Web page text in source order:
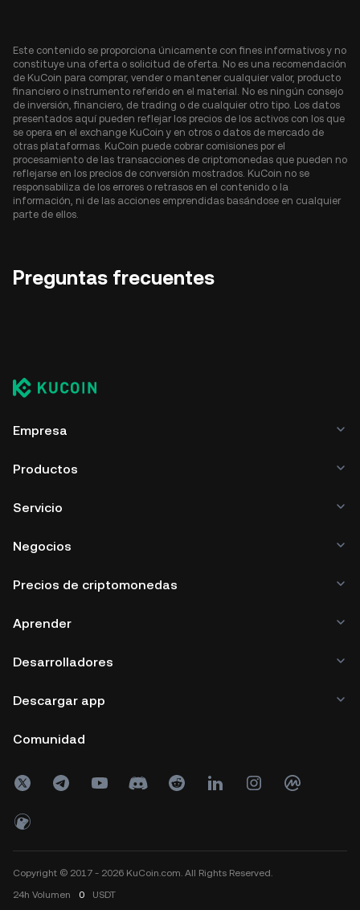
Este contenido se proporciona únicamente con fines informativos y no
constituye una oferta o solicitud de oferta. No es una recomendación
de KuCoin para comprar, vender o mantener cualquier valor, producto
financiero o instrumento referido en el material. No es ningún consejo
de inversión, financiero, de trading o de cualquier otro tipo. Los datos
presentados aquí pueden reflejar los precios de los activos con los que
se opera en el exchange KuCoin y en otros o datos de mercado de
otras plataformas. KuCoin puede cobrar comisiones por el
procesamiento de las transacciones de criptomonedas que pueden no
reflejarse en los precios de conversión mostrados. KuCoin no se
responsabiliza de los errores o retrasos en el contenido o la
información, ni de las acciones emprendidas basándose en cualquier
parte de ellos.
Preguntas frecuentes
Empresa
Productos
Servicio
Negocios
Precios de criptomonedas
Aprender
Desarrolladores
Descargar app
Comunidad
Copyright © 2017 - 2026 KuCoin.com. All Rights Reserved.
24h Volumen 0 USDT